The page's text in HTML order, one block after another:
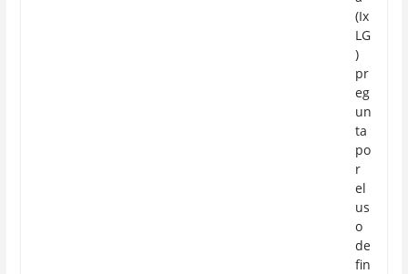
(Ix
LG
)
pr
eg
un
ta
po
r
el
us
o
de
fin